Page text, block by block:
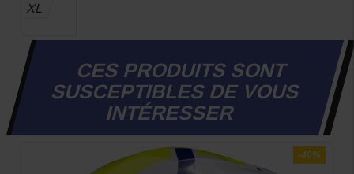
XL
CES PRODUITS SONT
SUSCEPTIBLES DE VOUS
INTÉRESSER
-41%
RUPTURE DE STOCK